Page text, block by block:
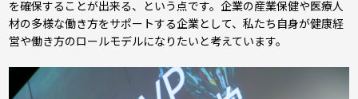
を確保することが出来る、という点です。企業の産業保健や医療人
材の多様な働き方をサポートする企業として、私たち自身が健康経
営や働き方のロールモデルになりたいと考えています。